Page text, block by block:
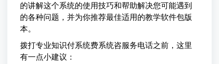
的讲解这个系统的使用技巧和帮助解决您可能遇到
的各种问题，并为你推荐最佳适用的教学软件包版
本。
拨打专业知识付系统费系统咨服务电话之前，这里
有一点小建议：